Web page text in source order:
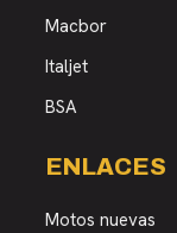
Macbor
Italjet
BSA
ENLACES
Motos nuevas